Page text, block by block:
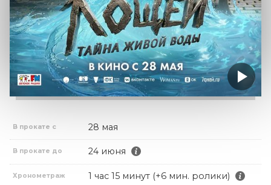
В прокате с 28 мая
В прокате до 24 июня
Хронометраж 1 час 15 минут (+6 мин. ролики)